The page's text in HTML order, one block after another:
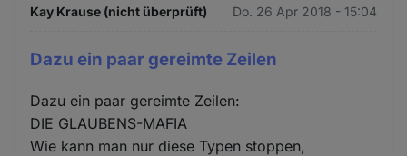
Kay Krause (nicht überprüft) Do. 26 Apr 2018 - 15:04
Dazu ein paar gereimte Zeilen
Dazu ein paar gereimte Zeilen:
DIE GLAUBENS-MAFIA
Wie kann man nur diese Typen stoppen,